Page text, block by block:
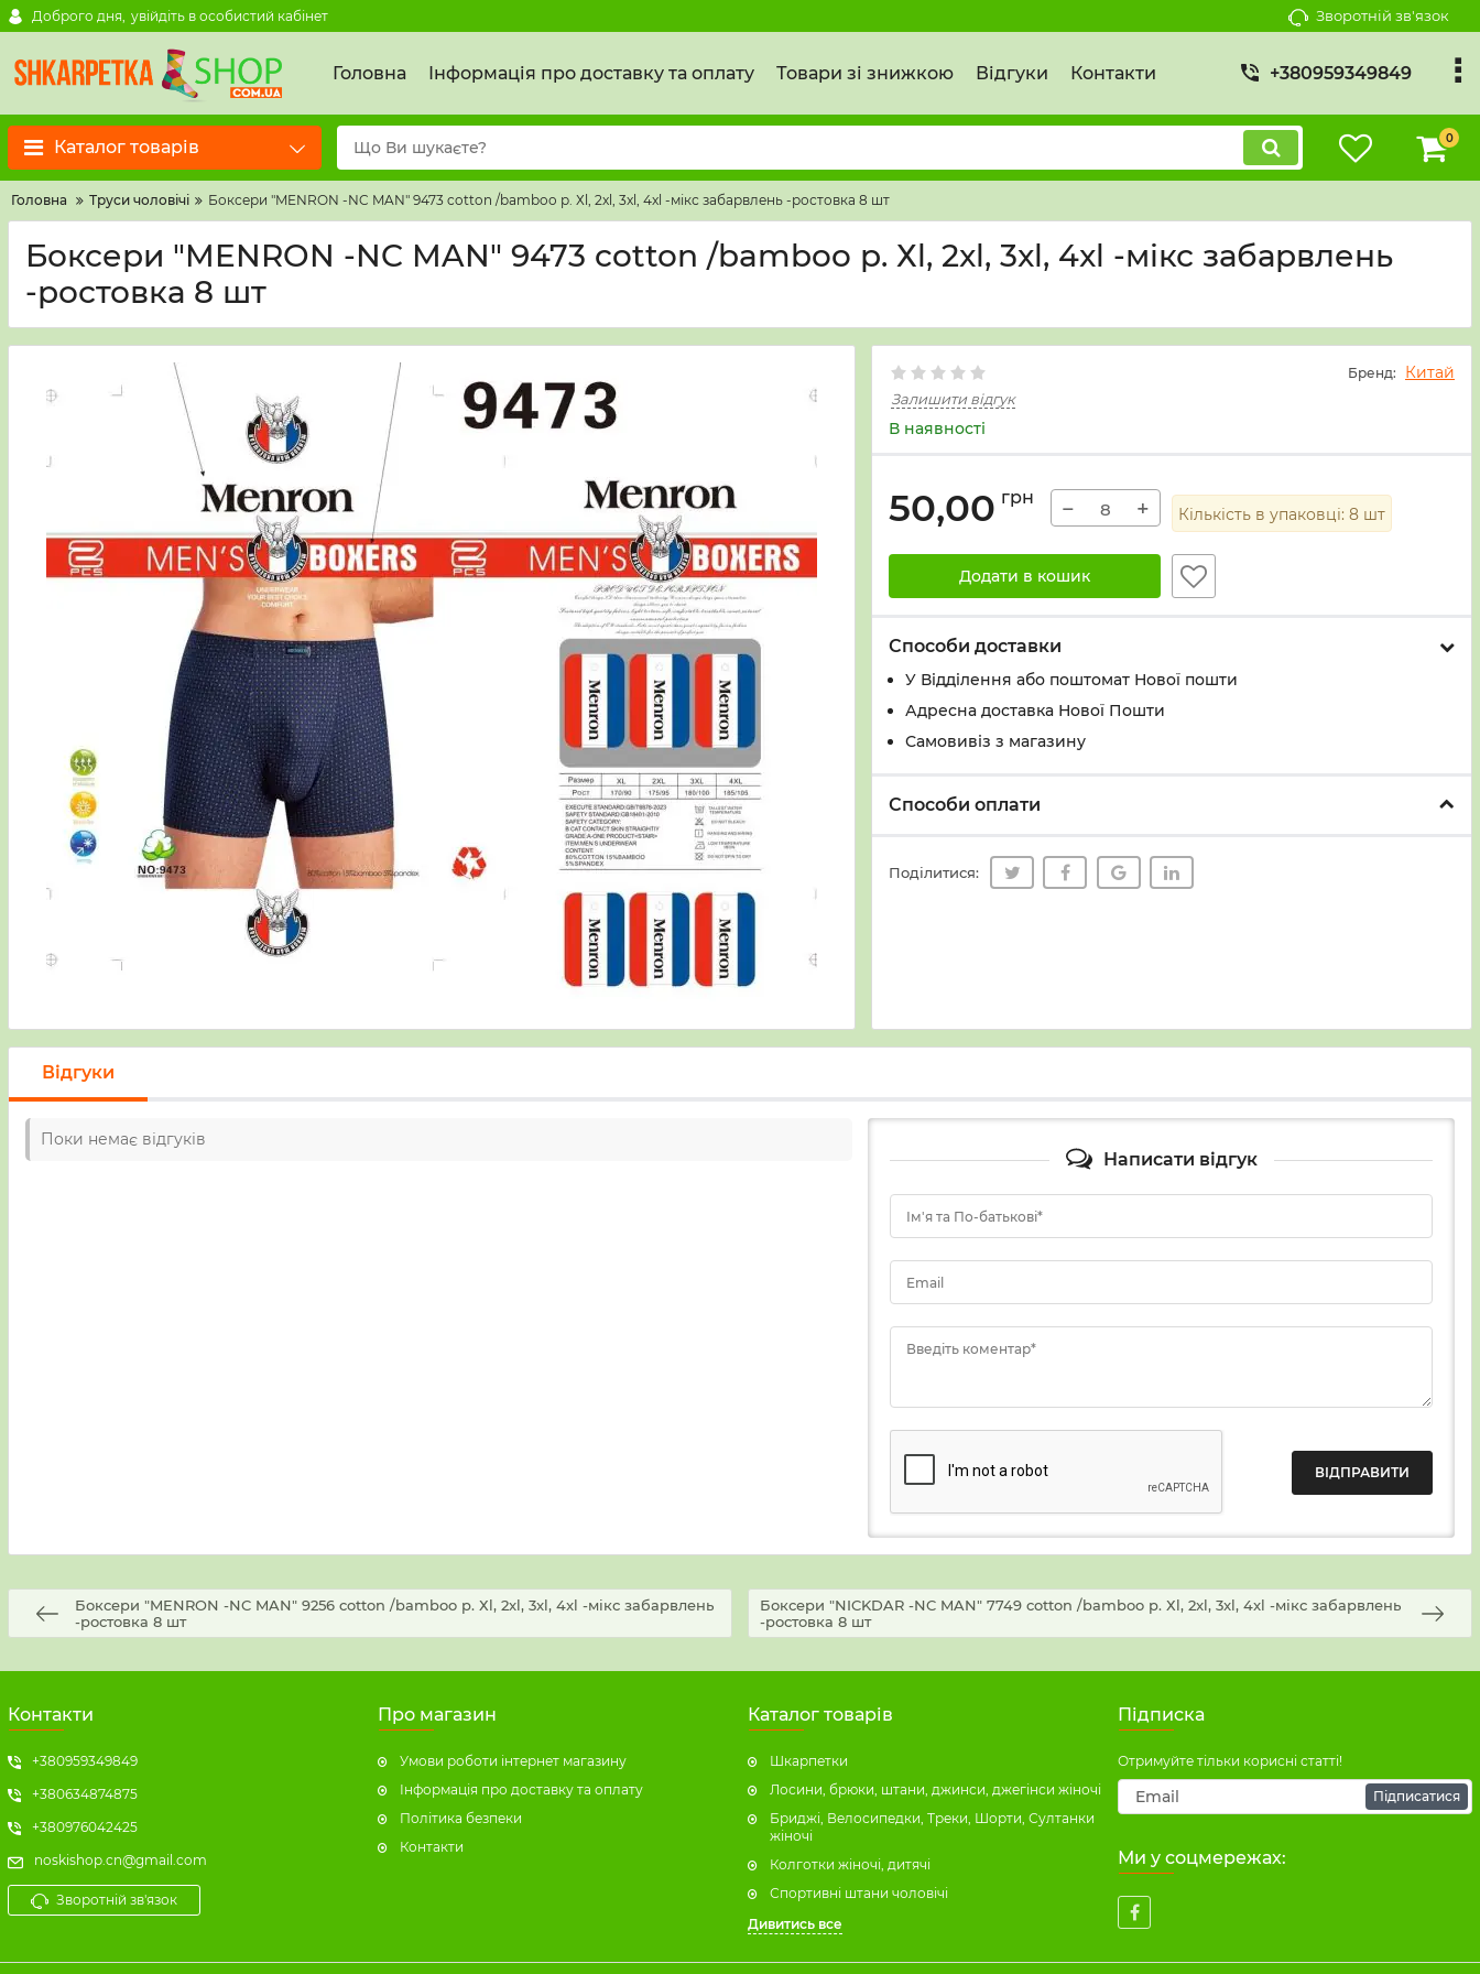
Доброго дня, увійдіть в особистий кабінет Зворотній зв'язок
Головна Інформація про доставку та оплату Товари зі знижкою Відгуки Контакти +380959349849
Каталог товарів 0
Головна Труси чоловічі Боксери "MENRON -NC MAN" 9473 cotton /bamboo р. Хl, 2xl, 3xl, 4xl -мікс забарвлень -ростовка 8 шт
Боксери "MENRON -NC MAN" 9473 cotton /bamboo р. Хl, 2xl, 3xl, 4xl -мікс забарвлень
-ростовка 8 шт
Бренд: Китай
Залишити відгук
В наявності
50,00 грн − + Кількість в упаковці: 8 шт
Додати в кошик
Способи доставки
У Вiддiлення або поштомат Нової пошти
Адресна доставка Нової Пошти
Самовивіз з магазину
Способи оплати
Поділитися:
Відгуки
Поки немає відгуків
Написати відгук
Ім'я та По-батькові*
Email
Введіть коментар*
Боксери "MENRON -NC MAN" 9256 cotton /bamboo р. Хl, 2xl, 3xl, 4xl -мікс забарвлень
-ростовка 8 шт
Боксери "NICKDAR -NC MAN" 7749 cotton /bamboo р. Хl, 2xl, 3xl, 4xl -мікс забарвлень
-ростовка 8 шт
Контакти
+380959349849
+380634874875
+380976042425
noskishop.cn@gmail.com
Зворотній зв'язок
Про магазин
Умови роботи інтернет магазину
Інформація про доставку та оплату
Політика безпеки
Контакти
Каталог товарів
Шкарпетки
Лосини, брюки, штани, джинси, джегінси жіночі
Бриджі, Велосипедки, Треки, Шорти, Султанки
жіночі
Колготки жіночі, дитячі
Спортивні штани чоловічі
Дивитись все
Підписка
Отримуйте тільки корисні статті!
Підписатися
Ми у соцмережах: